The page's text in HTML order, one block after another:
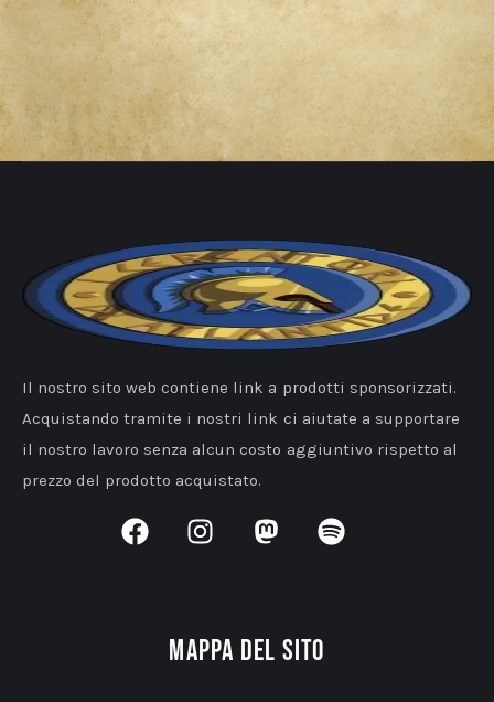
Il nostro sito web contiene link a prodotti sponsorizzati.
Acquistando tramite i nostri link ci aiutate a supportare
il nostro lavoro senza alcun costo aggiuntivo rispetto al
prezzo del prodotto acquistato.
Mappa del sito